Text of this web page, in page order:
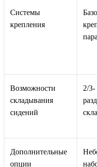
Системы
крепления
Возможности
складывания
сидений
2/3-
Дополнительные
опции